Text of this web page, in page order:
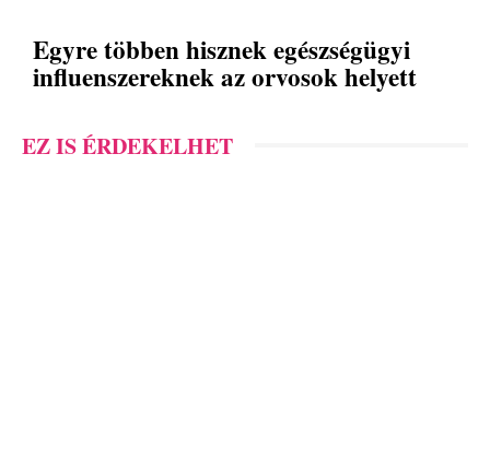
Egyre többen hisznek egészségügyi
influenszereknek az orvosok helyett
EZ IS ÉRDEKELHET